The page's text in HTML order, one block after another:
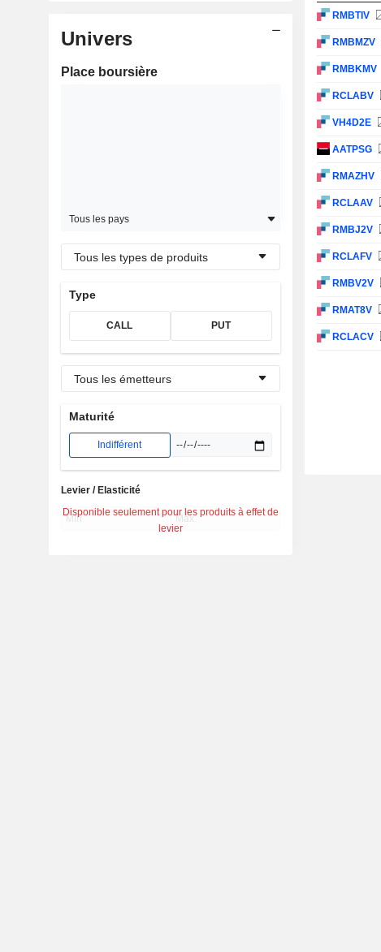
Univers
Place boursière
Tous les pays
Tous les types de produits
Type
CALL PUT
Tous les émetteurs
Maturité
Indifférent
Disponible seulement pour les produits à effet de
levier
Levier / Elasticité
RMBTIV
RMBMZV
RMBKMV
RCLABV
VH4D2E
AATPSG
RMAZHV
RCLAAV
RMBJ2V
RCLAFV
RMBV2V
RMAT8V
RCLACV